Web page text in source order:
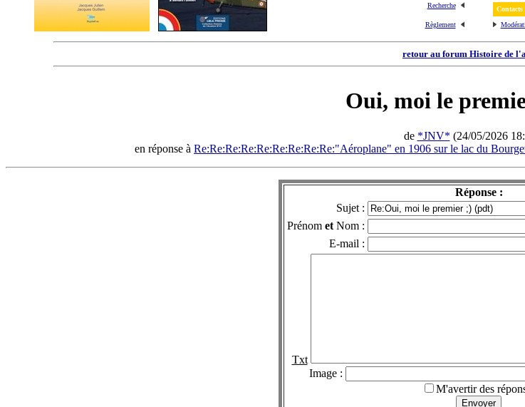
Recherche
Règlement
Contacts
retour au forum Histoire de
Oui, moi le
de *JNV* (24/05/2026
en réponse à Re:Re:Re:Re:Re:Re:Re:Re:Re:"Aéroplane" en 1906 sur le lac du
Réponse :
Sujet :
Prénom et Nom :
E-mail :
Txt
Image :
M'avertir des